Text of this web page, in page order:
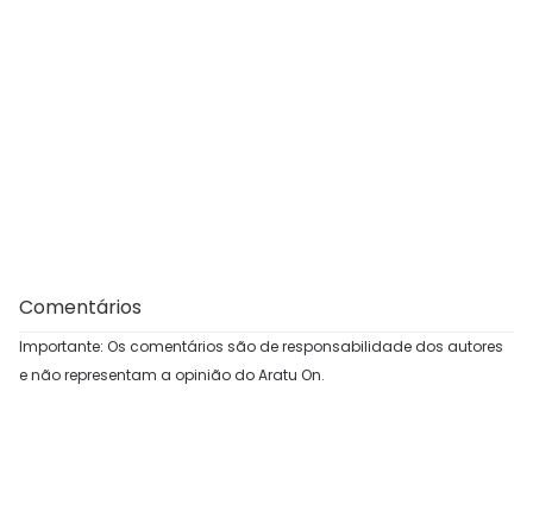
Comentários
Importante: Os comentários são de responsabilidade dos autores
e não representam a opinião do Aratu On.